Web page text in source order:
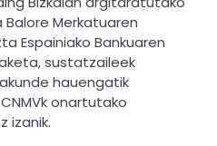
Merkatuaren
Espainiako Bankuaren
sustatzaileek
hauengatik
onartutako
izanik.